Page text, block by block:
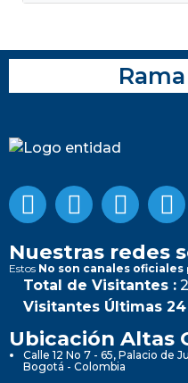
Nuestras redes
Estos No son canales oficiales
Total de Visitantes :
Visitantes Últimas 24
Ubicación Altas
Calle 12 No 7 - 65, Palacio de
Bogotá - Colombia